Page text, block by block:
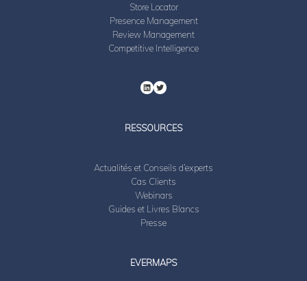
Store Locator
Presence Management
Review Management
Competitive Intelligence
RESSOURCES
Actualités et Conseils d’experts
Cas Clients
Webinars
Guides et Livres Blancs
Presse
EVERMAPS